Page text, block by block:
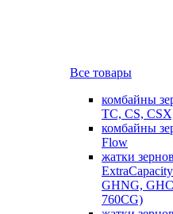
Все товары
комбайны
TC, CS,
комбайны
Flow
жатки
GHNG,
760CG)